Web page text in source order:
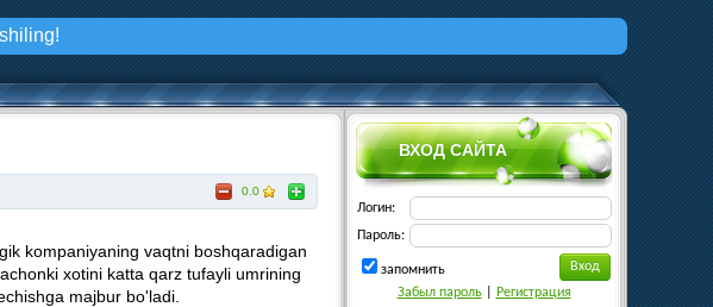
0.0
kompaniyaning vaqtni boshqaradigan
xotini katta qarz tufayli umrining
majbur bo'ladi.
ВХОД САЙТА
Логин:
Пароль:
запомнить
Забыл пароль| Регистрация